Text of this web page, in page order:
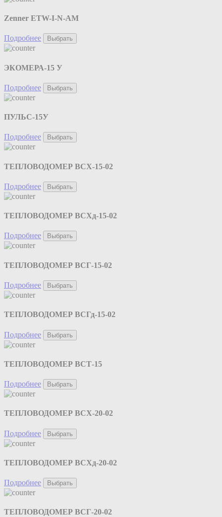
Zenner ETW-I-N-AM
Подробнее Выбрать
ЭКОМЕРА-15 У
Подробнее Выбрать
ПУЛЬС-15У
Подробнее Выбрать
ТЕПЛОВОДОМЕР ВСХ-15-02
Подробнее Выбрать
ТЕПЛОВОДОМЕР ВСХд-15-02
Подробнее Выбрать
ТЕПЛОВОДОМЕР ВСГ-15-02
Подробнее Выбрать
ТЕПЛОВОДОМЕР ВСГд-15-02
Подробнее Выбрать
ТЕПЛОВОДОМЕР ВСТ-15
Подробнее Выбрать
ТЕПЛОВОДОМЕР ВСХ-20-02
Подробнее Выбрать
ТЕПЛОВОДОМЕР ВСХд-20-02
Подробнее Выбрать
ТЕПЛОВОДОМЕР ВСГ-20-02